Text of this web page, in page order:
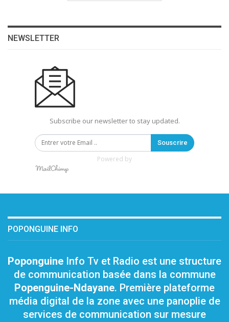
NEWSLETTER
Subscribe our newsletter to stay updated.
Souscrire
Powered by
POPONGUINE INFO
Poponguine Info Tv et Radio est une structure
de communication basée dans la commune
Popenguine-Ndayane. Première plateforme
média digital de la zone avec une panoplie de
services de communication sur mesure